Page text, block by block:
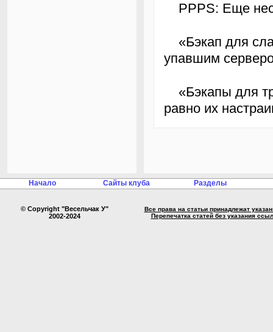
PPPS: Еще
«Бэкап для слабаков», — сказал коллега, 3 час мучающийся с
упавшим
«Бэкапы для трусов!» — говорим мы админам, но они всё
равно их
Начало Сайты клуба Разделы
© Copyright "Весельчак У"
2002-2024
Все права на статьи принадлежат
Перепечатка статей без указания